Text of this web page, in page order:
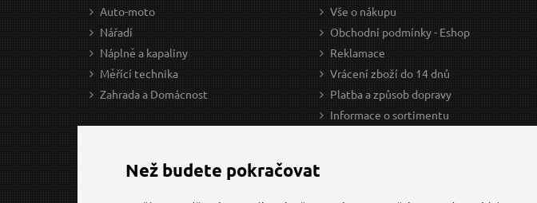
Auto-moto
Nářadí
Náplně a kapaliny
Měřící technika
Zahrada a Domácnost
Vše o nákupu
Obchodní podmínky - Eshop
Reklamace
Vrácení zboží do 14 dnů
Platba a způsob dopravy
Informace o sortimentu
Než budete pokračovat